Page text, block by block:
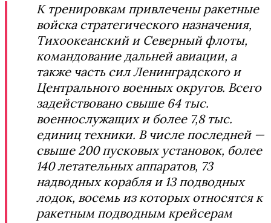
К тренировкам привлечены ракетные
войска стратегического назначения,
Тихоокеанский и Северный флоты,
командование дальней авиации, а
также часть сил Ленинградского и
Центрального военных округов. Всего
задействовано свыше 64 тыс.
военнослужащих и более 7,8 тыс.
единиц техники. В числе последней —
свыше 200 пусковых установок, более
140 летательных аппаратов, 73
надводных корабля и 13 подводных
лодок, восемь из которых относятся к
ракетным подводным крейсерам